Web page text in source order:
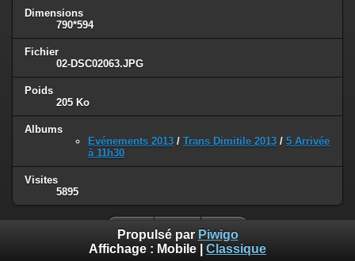
Dimensions
790*594
Fichier
02-DSC02063.JPG
Poids
205 Ko
Albums
Evénements 2013 / Trans Dimitile 2013 / 5 Arrivée
à 11h30
Visites
5895
Propulsé par Piwigo
Affichage : Mobile Classique